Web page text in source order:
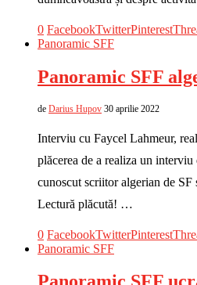
0 FacebookTwitterPinterest
Panoramic SFF
Panoramic SFF
de Darius Hupov 30 aprilie 2022
Interviu cu Faycel Lahmeur,
plăcerea de a realiza un
cunoscut scriitor algerian de
Lectură plăcută! …
0 FacebookTwitterPinterest
Panoramic SFF